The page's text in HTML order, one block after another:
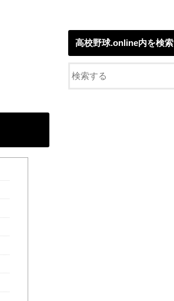
高校野球.online内を検索